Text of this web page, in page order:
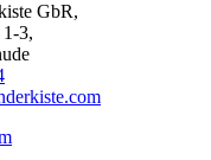
GbR,
3,